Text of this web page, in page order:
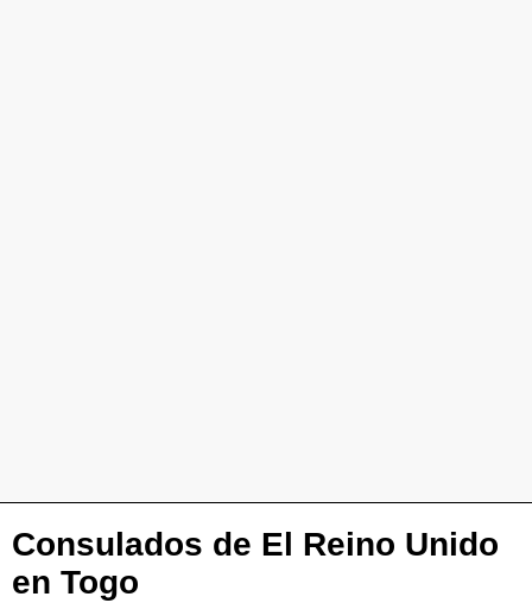
Consulados de El Reino Unido
en Togo